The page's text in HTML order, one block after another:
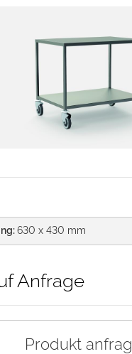
630 x 430 mm
Anfrage
Produkt